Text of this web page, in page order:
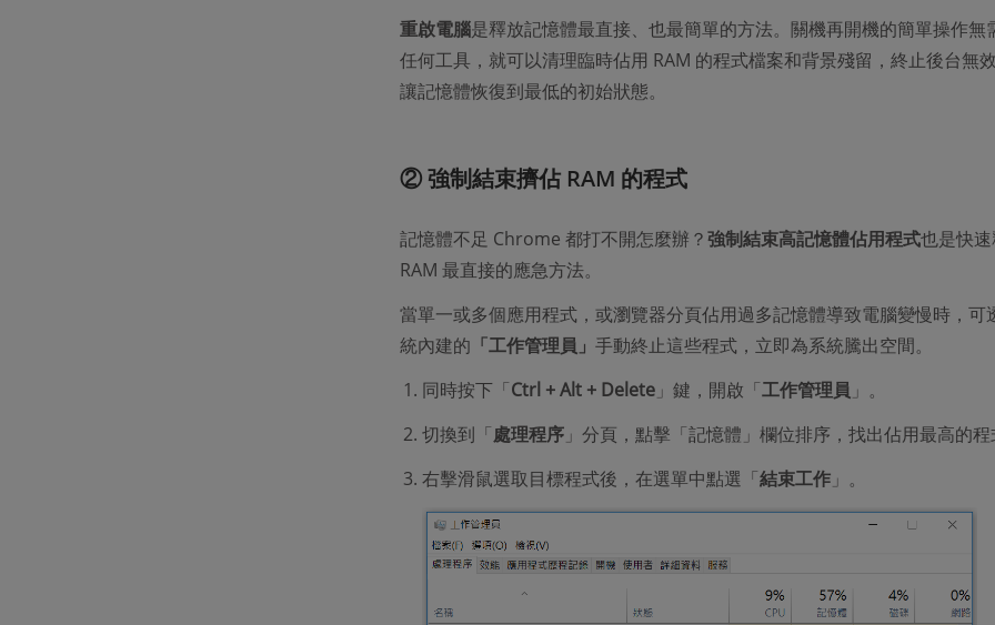
重啟電腦是釋放記憶體最直接、也最簡單的方法。關機再開機的簡單操作無
任何工具，就可以清理臨時佔用 RAM 的程式檔案和背景殘留，終止後台無
讓記憶體恢復到最低的初始狀態。
② 強制結束擠佔 RAM 的程式
記憶體不足 Chrome 都打不開怎麼辦？強制結束高記憶體佔用程式也是快
RAM 最直接的應急方法。
當單一或多個應用程式，或瀏覽器分頁佔用過多記憶體導致電腦變慢時，可
統內建的 「工作管理員」 手動終止這些程式，立即為系統騰出空間。
同時按下「Ctrl + Alt + Delete」鍵，開啟「工作管理員 」。
切換到「處理程序」分頁，點擊「記憶體」欄位排序，找出佔用最高的程
右擊滑鼠選取目標程式後，在選單中點選「結束工作」。